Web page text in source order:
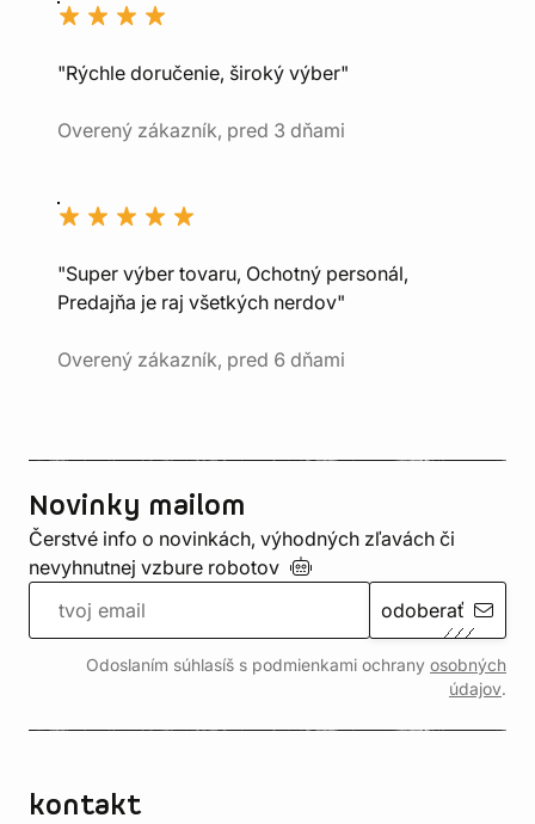
"Rýchle doručenie, široký výber"
Overený zákazník, pred 3 dňami
"Super výber tovaru, Ochotný personál,
Predajňa je raj všetkých nerdov"
Overený zákazník, pred 6 dňami
Novinky mailom
Čerstvé info o novinkách, výhodných zľavách či
nevyhnutnej vzbure robotov
odoberať
Odoslaním súhlasíš s podmienkami ochrany osobných
údajov.
kontakt